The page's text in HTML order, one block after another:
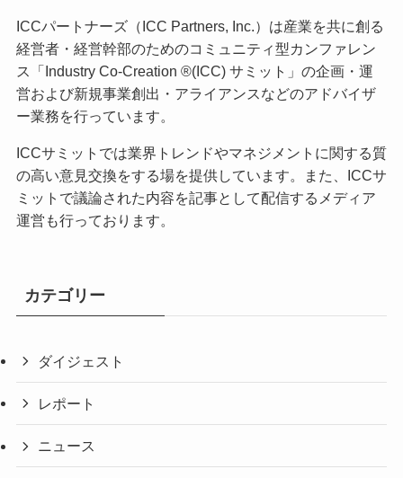
ICCパートナーズ（ICC Partners, Inc.）は産業を共に創る
経営者・経営幹部のためのコミュニティ型カンファレン
ス「Industry Co-Creation ®(ICC) サミット」の企画・運
営および新規事業創出・アライアンスなどのアドバイザ
ー業務を行っています。
ICCサミットでは業界トレンドやマネジメントに関する質
の高い意見交換をする場を提供しています。また、ICCサ
ミットで議論された内容を記事として配信するメディア
運営も行っております。
カテゴリー
ダイジェスト
レポート
ニュース